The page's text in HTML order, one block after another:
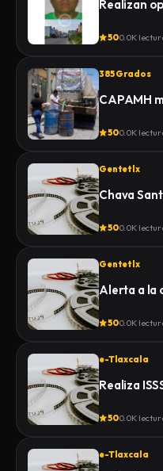
Realizan
500.0K
385 Grados
CAPAMH
500.0K
Gentetlx
Chava
500.0K
Gentetlx
Alerta a la
500.0K
e-Tlaxcala
Realiza
500.0K
e-Tlaxcala